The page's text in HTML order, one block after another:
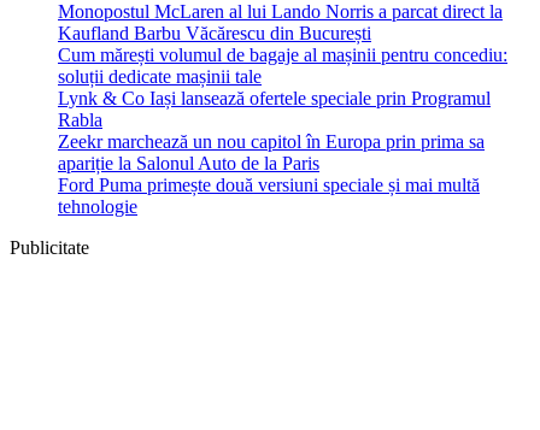
Monopostul McLaren al lui Lando Norris a parcat direct la
Kaufland Barbu Văcărescu din București
Cum mărești volumul de bagaje al mașinii pentru concediu:
soluții dedicate mașinii tale
Lynk & Co Iași lansează ofertele speciale prin Programul
Rabla
Zeekr marchează un nou capitol în Europa prin prima sa
apariție la Salonul Auto de la Paris
Ford Puma primește două versiuni speciale și mai multă
tehnologie
Publicitate